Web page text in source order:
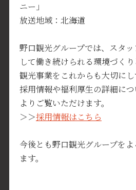
ニー」
放送地域：北海道
野口観光グループでは、スタ
して働き続けられる環境づく
観光事業をこれからも大切にし
採用情報や福利厚生の詳細に
よりご覧いただけます。
＞＞採用情報はこちら
今後とも野口観光グループを
ます。